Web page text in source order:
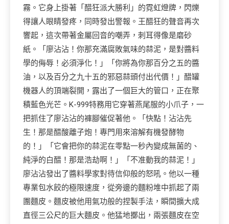
霧。它身上掛著「醋狂派大勝利」的霓虹燈牌，閃爍
得讓人眼睛發疼，同時發出警報。王醋狂的聲音再次
響起，這次帶著金屬回音的嘲弄，刺耳得像是磨砂
紙。「廖沾沾！你那充滿腐敗氣味的蒜泥，是對醬料
學的侮辱！必須淨化！」「你將為你那百分之五的醬
油，以及百分之九十五的邪惡蒜頭付出代價！」醋罐
機器人的頂端裂開，露出了一個巨大的管口，正在聚
積藍色光芒。K-999特務用它穿著燕尾服的小爪子，一
把抓住了廖沾沾的褲腳催促著他。「快點！沾沾先
生！那是醋酸離子炮！專門用來溶解有機發酵物
的！」「它會把你的蒜泥在零點一秒內變成無菌的、
純淨的白醋！那是浩劫啊！」「不准動我的蒜泥！」
廖沾沾發出了醬料學家對待信仰般的怒吼。他以一種
專業包水餃的極限速度，從旁邊的麵粉堆中抓起了兩
團麵皮。麵皮被他用氣功般的捏製手法，瞬間擴大成
直徑三公尺的巨大麵皮。他猛地擲出，兩張麵皮在空